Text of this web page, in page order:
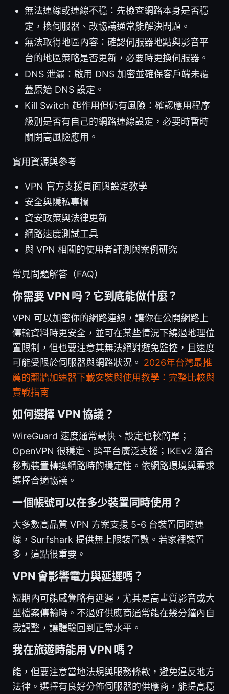
無法連線或連線不穩：先檢查網路本身是否穩
定，換伺服器、改協議通常能解決問題。
無法取得地區內容：確認伺服器地點與影音平
台的地區策略是否更新，必要時更換伺服器。
DNS 泄漏：啟用 DNS 加密並確保客戶端未覆
蓋原始 DNS 設定。
Kill Switch 起作用但仍有風險：確認應用程序
級別是否有自己的網路連線設定，必要時暫時
關閉高風險應用。
實用資源與參考
VPN 官方支援頁面與設定教學
安全與隱私專欄
資安政策與法律更新
網路速度測試工具
與 VPN 相關的使用者評測與案例研究
常見問題解答（FAQ）
你需要 VPN 吗？它到底能做什麼？
VPN 可以加密你的網路連線，讓你在公開網路上
傳輸資料時更安全，並可在某些情況下繞過地理位
置限制，但也要注意其無法絕對避免監控，且速度
可能受限於伺服器與網路狀況。 2026年台灣最推
薦的翻牆加速器下載安裝與使用教學：完整比較與
實戰指南
如何選擇 VPN 協議？
WireGuard 速度通常最快、設定也較簡單；
OpenVPN 很穩定、跨平台廣泛支援；IKEv2 適合
移動裝置轉換網路時的穩定性。依網路環境與需求
選擇合適協議。
一個帳號可以在多少裝置同時使用？
大多數高品質 VPN 方案支援 5-6 台裝置同時連
線，Surfshark 提供無上限裝置數。若家裡裝置
多，這點很重要。
VPN 會影響電力與延遲嗎？
短期內可能感覺略有延遲，尤其是高畫質影音或大
型檔案傳輸時。不過好供應商通常能在幾分鐘內自
我調整，讓體驗回到正常水平。
我在旅遊時能用 VPN 嗎？
能，但要注意當地法規與服務條款，避免違反地方
法律。選擇有良好分佈伺服器的供應商，能提高穩